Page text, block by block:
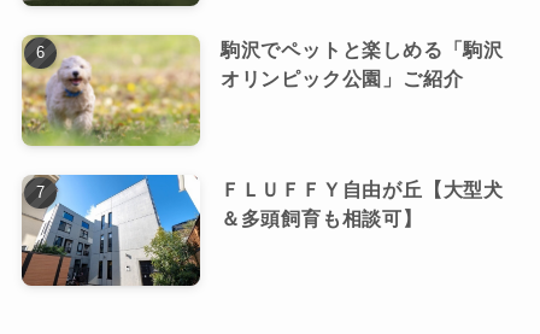
駒沢でペットと楽しめる「駒沢
オリンピック公園」ご紹介
ＦＬＵＦＦＹ自由が丘【大型犬
＆多頭飼育も相談可】